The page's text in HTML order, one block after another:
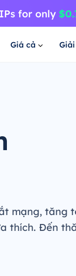
Giá cả
mạng, tăng
thích. Đến